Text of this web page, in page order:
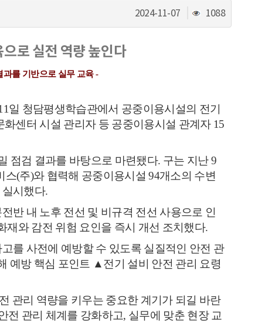
2024-11-07
조
회
1088
로 실전 역량 높인다
과를 기반으로 실무 교육-
일 청담평생학습관에서 공중이용시설의 전기
화센터 시설 관리자 등 공중이용시설 관계자 15
점검 결과를 바탕으로 마련됐다. 구는 지난9
스(주)와 협력해 공중이용시설94개소의 수변
시했다.
전반 내 노후 전선 및 비규격 전선 사용으로 인
재와 감전 위험 요인을 즉시 개선 조치했다.
를 사전에 예방할 수 있도록 실질적인 안전 관
예방 핵심 포인트 ▲전기 설비 안전 관리 요령
관리 역량을 키우는 중요한 계기가 되길 바란
전 관리 체계를 강화하고, 실무에 맞춘 현장 교